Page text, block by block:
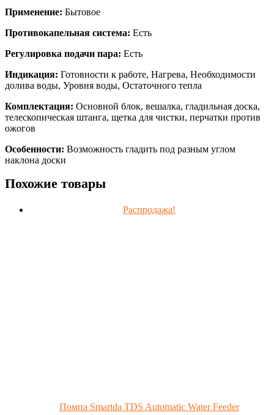
Применение: Бытовое
Противокапельная система: Есть
Регулировка подачи пара: Есть
Индикация: Готовности к работе, Нагрева, Необходимости
долива воды, Уровня воды, Остаточного тепла
Комплектация: Основной блок, вешалка, гладильная доска,
телескопическая штанга, щетка для чистки, перчатки против
ожогов
Особенности: Возможность гладить под разным углом
наклона доски
Похожие товары
Распродажа!
Помпа Smartda TDS Automatic Water Feeder